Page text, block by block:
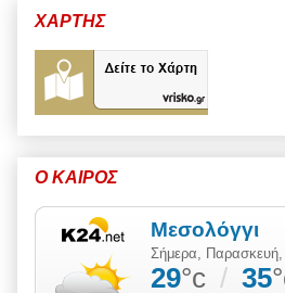
ΧΑΡΤΗΣ
Ο ΚΑΙΡΟΣ